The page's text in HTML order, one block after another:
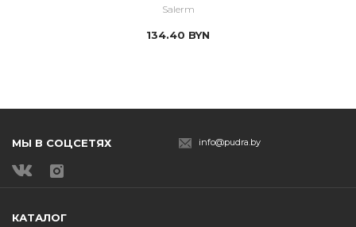
Salerm
134.40 BYN
МЫ В СОЦСЕТЯХ info@pudra.by
КАТАЛОГ